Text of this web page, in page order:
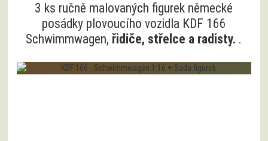
3 ks ručně malovaných figurek německé
posádky plovoucího vozidla KDF 166
Schwimmwagen,řidiče, střelce a radisty. .